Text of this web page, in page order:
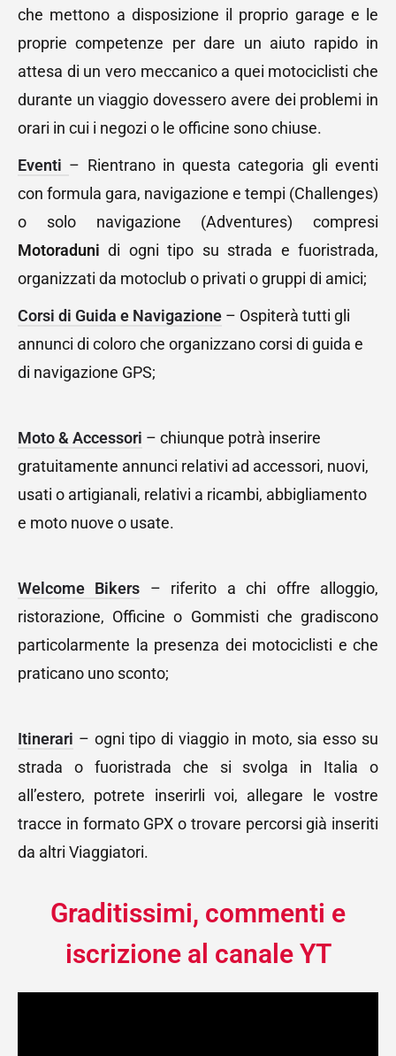
che mettono a disposizione il proprio garage e le
proprie competenze per dare un aiuto rapido in
attesa di un vero meccanico a quei motociclisti che
durante un viaggio dovessero avere dei problemi in
orari in cui i negozi o le officine sono chiuse.
Eventi – Rientrano in questa categoria gli eventi
con formula gara, navigazione e tempi (Challenges)
o solo navigazione (Adventures) compresi
Motoraduni di ogni tipo su strada e fuoristrada,
organizzati da motoclub o privati o gruppi di amici;
Corsi di Guida e Navigazione – Ospiterà tutti gli
annunci di coloro che organizzano corsi di guida e
di navigazione GPS;
Moto & Accessori – chiunque potrà inserire
gratuitamente annunci relativi ad accessori, nuovi,
usati o artigianali, relativi a ricambi, abbigliamento
e moto nuove o usate.
Welcome Bikers – riferito a chi offre alloggio,
ristorazione, Officine o Gommisti che gradiscono
particolarmente la presenza dei motociclisti e che
praticano uno sconto;
Itinerari – ogni tipo di viaggio in moto, sia esso su
strada o fuoristrada che si svolga in Italia o
all’estero, potrete inserirli voi, allegare le vostre
tracce in formato GPX o trovare percorsi già inseriti
da altri Viaggiatori.
Graditissimi, commenti e
iscrizione al canale YT